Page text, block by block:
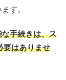
す。
手続きは、ス
要はありませ